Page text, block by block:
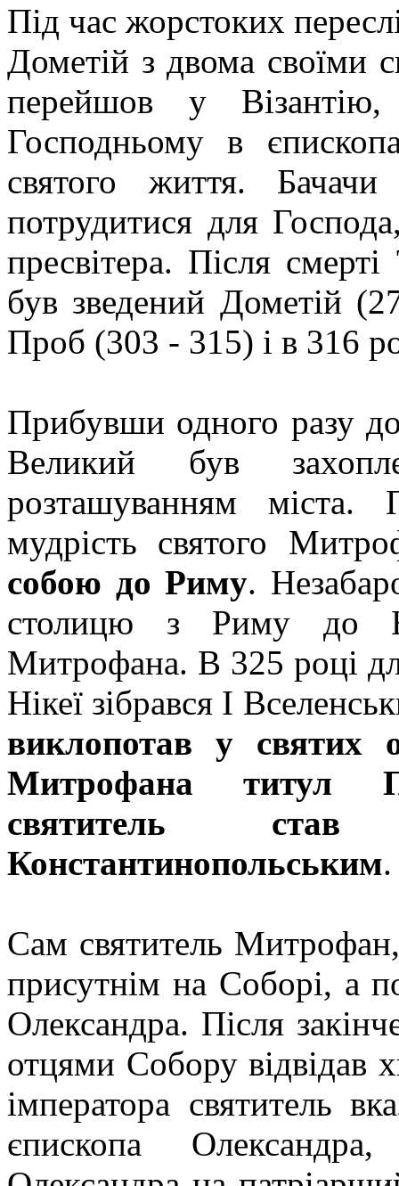
Під час жорстоких
Дометій з двома
перейшов у
Господньому в
святого життя.
потрудитися для
пресвітера. Після
був зведений Дометій
Проб (303 - 315) і в 316
Прибувши одного разу до
Великий був
розташуванням міста.
мудрість святого
собою до Риму.
столицю з Риму до
Митрофана. В 325 році
Нікеї зібрався I
виклопотав у святих
Митрофана титул
святитель
Константинопольським
Сам святитель
присутнім на Соборі, а
Олександра. Після
отцями Собору відвідав
імператора святитель
єпископа